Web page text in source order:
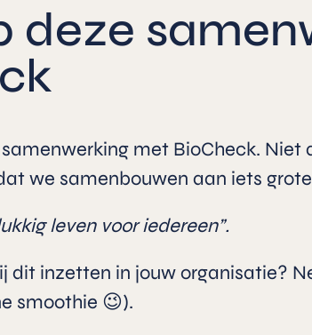
deze
met BioCheck.
we samenbouwen aan iets
leven voor iedereen”.
dit inzetten in jouw organisatie?
smoothie 😉).